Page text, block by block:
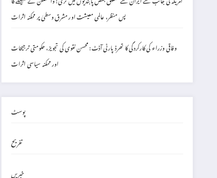
پس منظر، عالمی معیشت اور مشرق وسطیٰ پر ممکنہ اثرات
وفاقی وزراء کی کارکردگی کا تھرڈ پارٹی آڈٹ: محسن نقوی کی تجویز، حکومتی ترجیحات
اور ممکنہ سیاسی اثرات
پوسٹ
تفریح
خبریں